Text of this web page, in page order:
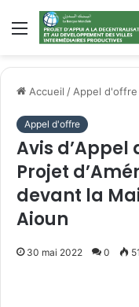
Accueil / Appel d'offre
Appel d'offre
Avis d’Appel
Projet
devant la
Aioun
30 mai 2022 0 51
Avis